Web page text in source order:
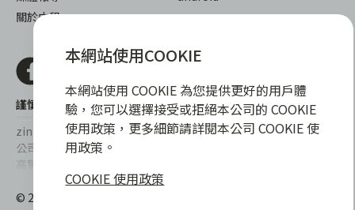
關於中租
謹慎衡量自身財務狀況，理性理財最安心
zingala銀角零卡/仲信資融沒有代辦公司及代辦業務，也未與代辦
公司合作，更不會要求您提供實體銀行提款卡或實體信用卡，請提
高警覺，勿受騙上當！
提醒您，消費前請審慎評估財務狀況，理性理財最安心。總費用年
百分率區間為0%~15.9%，實際費用率，仍以各合作商家提供之商
© 2022 仲信資融股份有限公司 Chailease Consumer Finance
本網站使用COOKIE
本網站使用 COOKIE 為您提供更好的用戶體
驗，您可以選擇接受或拒絕本公司的 COOKIE
使用政策，更多細節請詳閱本公司 COOKIE 使
用政策。
COOKIE 使用政策